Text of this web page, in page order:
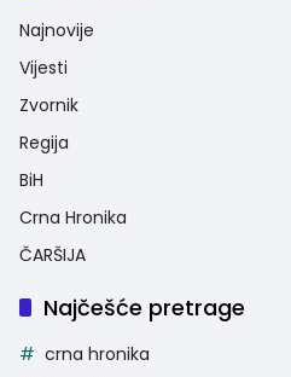
Najnovije
Vijesti
Zvornik
Regija
BiH
Crna Hronika
ČARŠIJA
Najčešće pretrage
crna hronika